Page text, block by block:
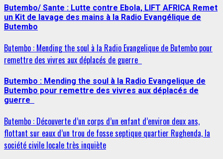
Butembo/ Sante : Lutte contre Ebola, LIFT AFRICA Remet
un Kit de lavage des mains à la Radio Evangélique de
Butembo
Butembo : Mending the soul à la Radio Evangelique de Butembo pour
remettre des vivres aux déplacés de guerre
Butembo : Mending the soul à la Radio Evangelique de
Butembo pour remettre des vivres aux déplacés de
guerre
Butembo : Découverte d’un corps d’un enfant d’environ deux ans,
flottant sur eaux d’un trou de fosse septique quartier Rughenda, la
société civile locale très inquiète